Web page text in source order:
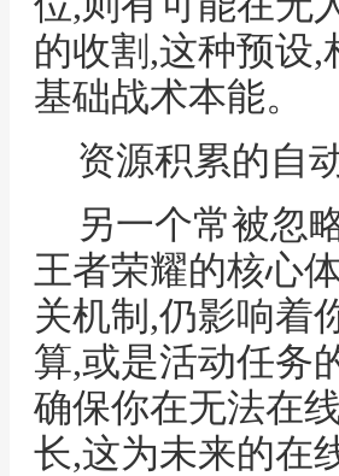
的收割,这种预设
基础战术本能。
资源积累的自
另一个常被忽
王者荣耀的核心
关机制,仍影响着
算,或是活动任务
确保你在无法在
长,这为未来的在